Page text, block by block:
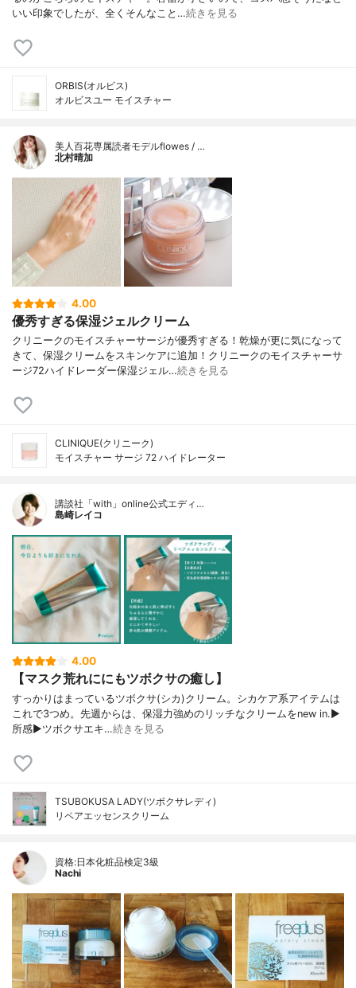
いい印象でしたが、全くそんなこと…続きを見る
ORBIS(オルビス)
オルビスユー モイスチャー
美人百花専属読者モデルflowes / …
北村晴加
4.00
優秀すぎる保湿ジェルクリーム
クリニークのモイスチャーサージが優秀すぎる！乾燥が更に気になって
きて、保湿クリームをスキンケアに追加！クリニークのモイスチャーサ
ージ72ハイドレーダー保湿ジェル…続きを見る
CLINIQUE(クリニーク)
モイスチャー サージ 72 ハイドレーター
講談社「with」online公式エディ…
島崎レイコ
4.00
【マスク荒れににもツボクサの癒し】
すっかりはまっているツボクサ(シカ)クリーム。シカケア系アイテムは
これで3つめ。先週からは、保湿力強めのリッチなクリームをnew in.▶︎
所感▶︎ツボクサエキ…続きを見る
TSUBOKUSA LADY(ツボクサレディ)
リペアエッセンスクリーム
資格:日本化粧品検定3級
Nachi